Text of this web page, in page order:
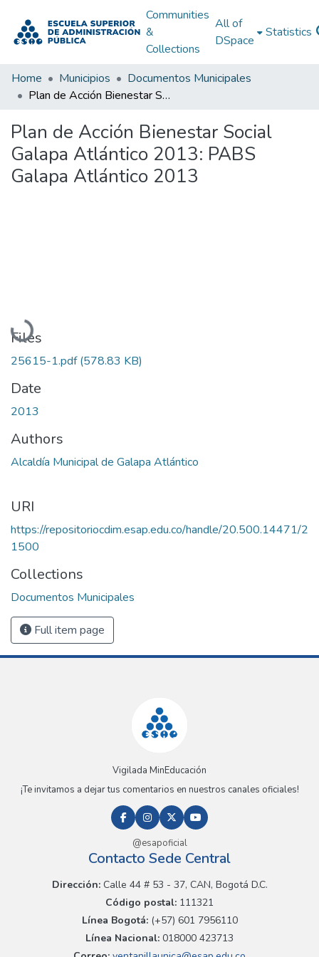
Communities
&
Collections
All of
DSpace
Statistics
Home Municipios
Documentos Municipales
Plan de Acción Bienestar Social Galapa Atlántico 2013: PABS Galapa Atlántico 2013
Plan de Acción Bienestar Social
Galapa Atlántico 2013: PABS
Galapa Atlántico 2013
Loading...
Files
25615-1.pdf(578.83 KB)
Date
2013
Authors
Alcaldía Municipal de Galapa Atlántico
URI
https://repositoriocdim.esap.edu.co/handle/20.500.14471/2
1500
Collections
Documentos Municipales
Full item page
Vigilada MinEducación
¡Te invitamos a dejar tus comentarios en nuestros canales oficiales!
@esapoficial
Contacto Sede Central
Dirección:Calle 44 # 53 - 37, CAN, Bogotá D.C.
Código postal: 111321
Línea Bogotá:(+57) 601 7956110
Línea Nacional: 018000 423713